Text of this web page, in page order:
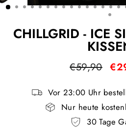
CHILLGRID - ICE
Normaler
€59,90
Vor 23:00 Uhr
Nur heute
30 Tage